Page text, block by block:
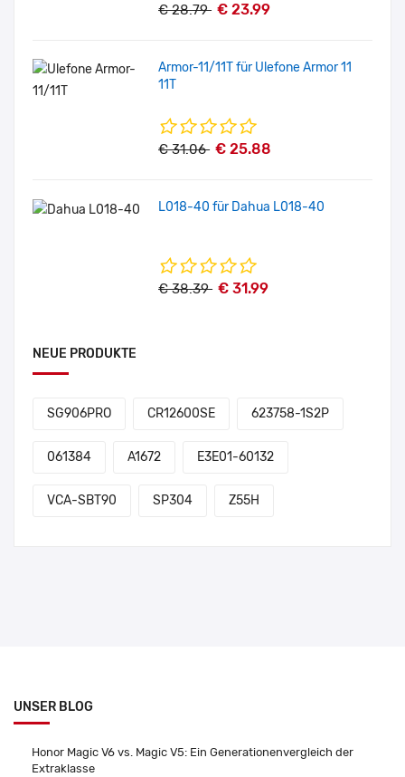
€ 28.79 € 23.99
Armor-11/11T für Ulefone Armor 11
11T
€ 31.06 € 25.88
L018-40 für Dahua L018-40
€ 38.39 € 31.99
NEUE PRODUKTE
SG906PRO CR12600SE 623758-1S2P
061384 A1672 E3E01-60132
VCA-SBT90 SP304 Z55H
UNSER BLOG
Honor Magic V6 vs. Magic V5: Ein Generationenvergleich der
Extraklasse